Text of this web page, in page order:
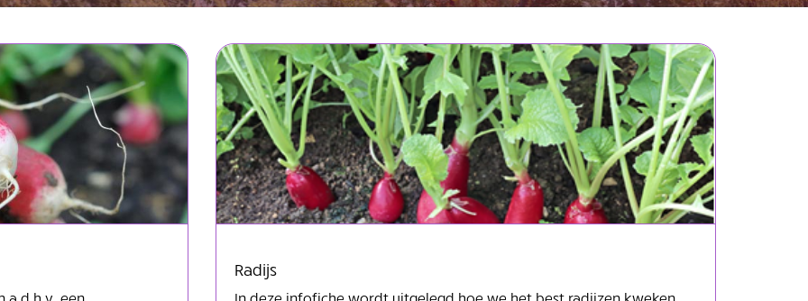
a.d.h.v. een
Radijs
In deze infofiche wordt uitgelegd hoe we het best radijzen kweken.